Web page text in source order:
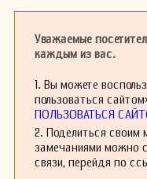
Её
на
в августе
Уважаемые
каждым из вас.
1. Вы можете
пользоваться
ПОЛЬЗОВАТЬСЯ
2. Поделиться своим
замечаниями можно
связи, перейдя по